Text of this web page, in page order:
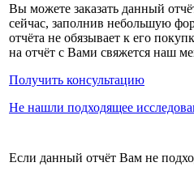
Вы можете заказать данный
сейчас, заполнив небольшую
отчёта не обязывает к его
на отчёт с Вами свяжется наш
Получить консультацию
Не нашли подходящее
Если данный отчёт Вам не